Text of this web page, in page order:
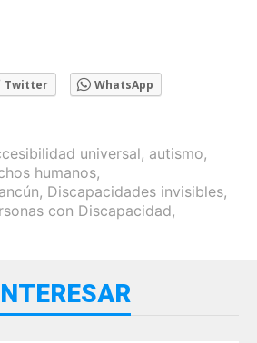
Twitter WhatsApp
universal, autismo,
humanos,
, Discapacidades invisibles,
con Discapacidad,